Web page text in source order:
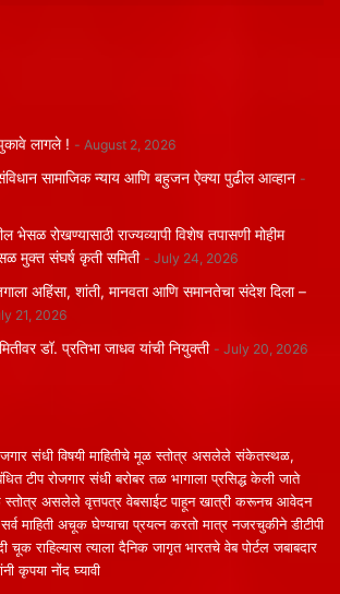
लागले ! August 2, 2026
सामाजिक न्याय आणि बहुजन ऐक्या पुढील आव्हान
भेसळ रोखण्यासाठी राज्यव्यापी विशेष तपासणी मोहीम
मुक्त संघर्ष कृती समिती
July 24, 2026
अहिंसा, शांती, मानवता आणि समानतेचा संदेश दिला –
21, 2026
डॉ. प्रतिभा जाधव यांची नियुक्ती July 20, 2026
संधी विषयी माहितीचे मूळ स्तोत्र असलेले संकेतस्थळ,
टीप रोजगार संधी बरोबर तळ भागाला प्रसिद्ध केली जाते
स्तोत्र असलेले वृत्तपत्र वेबसाईट पाहून खात्री करूनच आवेदन
माहिती अचूक घेण्याचा प्रयत्न करतो मात्र नजरचुकीने डीटीपी
चूक राहिल्यास त्याला दैनिक जागृत भारतचे वेब पोर्टल जबाबदार
कृपया नोंद घ्यावी